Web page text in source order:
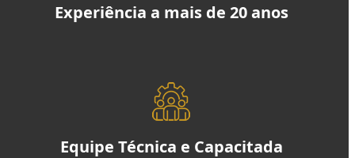
Experiência a mais de 20 anos
Equipe Técnica e Capacitada